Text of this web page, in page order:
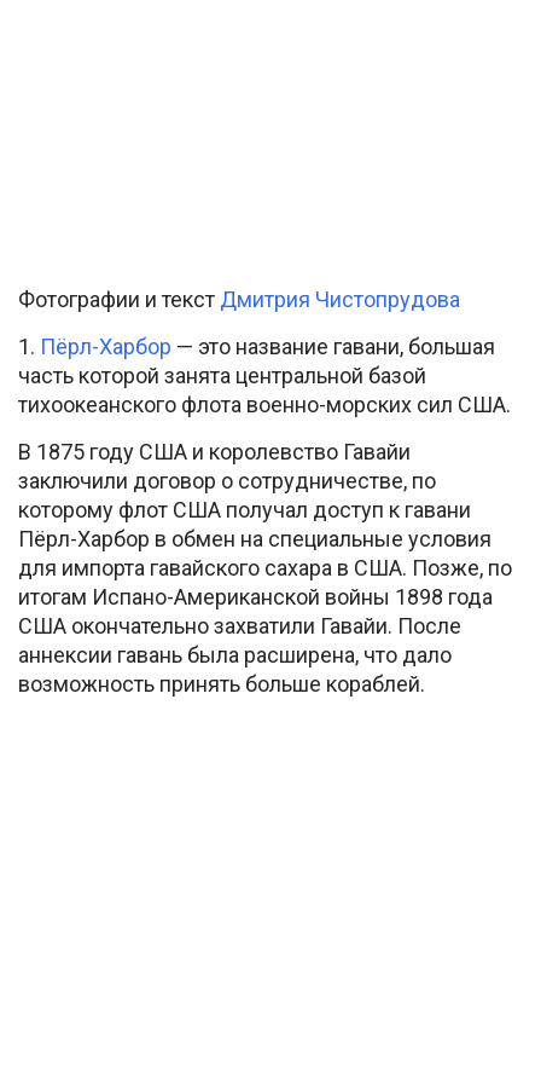
Фотографии и текст Дмитрия Чистопрудова
1. Пёрл-Харбор — это название гавани, большая
часть которой занята центральной базой
тихоокеанского флота военно-морских сил США.
В 1875 году США и королевство Гавайи
заключили договор о сотрудничестве, по
которому флот США получал доступ к гавани
Пёрл-Харбор в обмен на специальные условия
для импорта гавайского сахара в США. Позже, по
итогам Испано-Американской войны 1898 года
США окончательно захватили Гавайи. После
аннексии гавань была расширена, что дало
возможность принять больше кораблей.